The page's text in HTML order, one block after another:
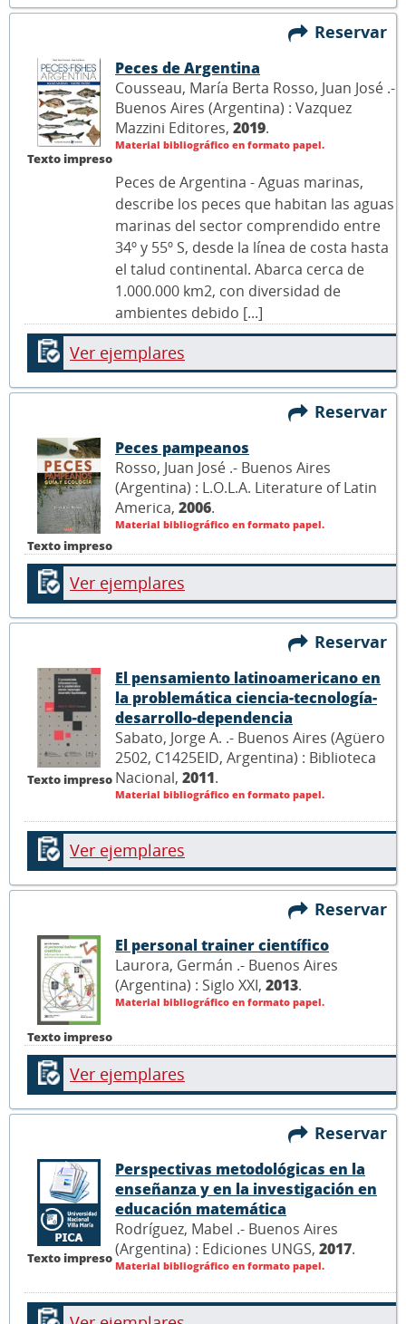
Reservar
Texto impreso
Peces de Argentina
Cousseau, María Berta Rosso, Juan José .-
Buenos Aires (Argentina) : Vazquez
Mazzini Editores, 2019.
Material bibliográfico en formato papel.
Peces de Argentina - Aguas marinas,
describe los peces que habitan las aguas
marinas del sector comprendido entre
34º y 55º S, desde la línea de costa hasta
el talud continental. Abarca cerca de
1.000.000 km2, con diversidad de
ambientes debido [...]
Ver ejemplares
Reservar
Texto impreso
Peces pampeanos
Rosso, Juan José .- Buenos Aires
(Argentina) : L.O.L.A. Literature of Latin
America, 2006.
Material bibliográfico en formato papel.
Ver ejemplares
Reservar
Texto impreso
El pensamiento latinoamericano en
la problemática ciencia-tecnología-
desarrollo-dependencia
Sabato, Jorge A. .- Buenos Aires (Agüero
2502, C1425EID, Argentina) : Biblioteca
Nacional, 2011.
Material bibliográfico en formato papel.
Ver ejemplares
Reservar
Texto impreso
El personal trainer científico
Laurora, Germán .- Buenos Aires
(Argentina) : Siglo XXI, 2013.
Material bibliográfico en formato papel.
Ver ejemplares
Reservar
Texto impreso
Perspectivas metodológicas en la
enseñanza y en la investigación en
educación matemática
Rodríguez, Mabel .- Buenos Aires
(Argentina) : Ediciones UNGS, 2017.
Material bibliográfico en formato papel.